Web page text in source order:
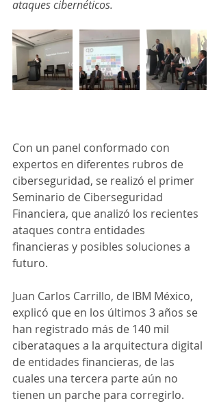
ataques cibernéticos.
Con un panel conformado con
expertos en diferentes rubros de
ciberseguridad, se realizó el primer
Seminario de Ciberseguridad
Financiera, que analizó los recientes
ataques contra entidades
financieras y posibles soluciones a
futuro.
Juan Carlos Carrillo, de IBM México,
explicó que en los últimos 3 años se
han registrado más de 140 mil
ciberataques a la arquitectura digital
de entidades financieras, de las
cuales una tercera parte aún no
tienen un parche para corregirlo.